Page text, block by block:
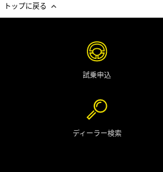
トップに戻る
試乗申込
ディーラー検索